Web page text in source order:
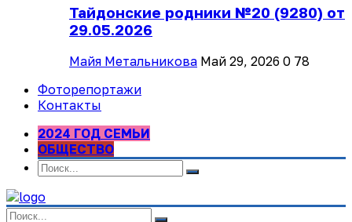
Тайдонские родники №20 (9280) от
29.05.2026
Майя Метальникова Май 29, 2026 0 78
Фоторепортажи
Контакты
2024 ГОД СЕМЬИ
ОБЩЕСТВО